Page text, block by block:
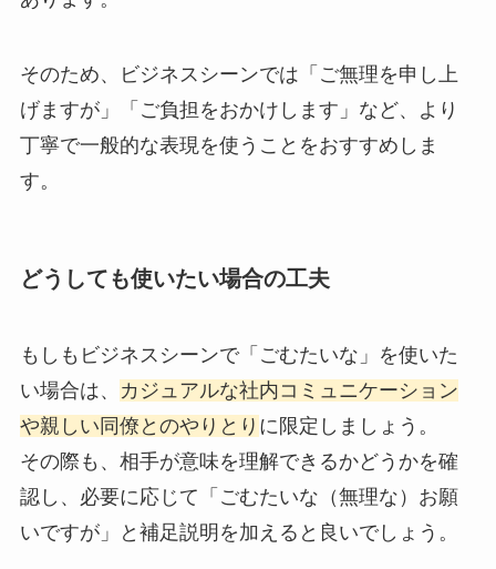
そのため、ビジネスシーンでは「ご無理を申し上
げますが」「ご負担をおかけします」など、より
丁寧で一般的な表現を使うことをおすすめしま
す。
どうしても使いたい場合の工夫
もしもビジネスシーンで「ごむたいな」を使いた
い場合は、
カジュアルな社内コミュニケーション
や親しい同僚とのやりとり に限定しましょう。
その際も、相手が意味を理解できるかどうかを確
認し、必要に応じて「ごむたいな（無理な）お願
いですが」と補足説明を加えると良いでしょう。